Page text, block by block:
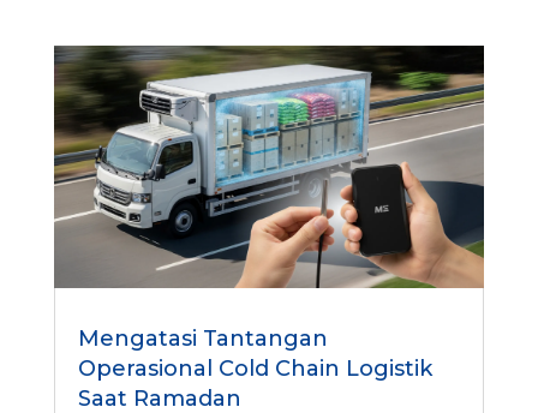
Mengatasi Tantangan
Operasional Cold Chain Logistik
Saat Ramadan